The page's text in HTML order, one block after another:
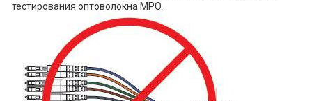
тестирования оптоволокна MPO.